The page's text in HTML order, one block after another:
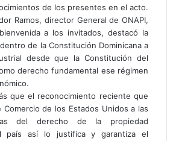
de los presentes en el acto.
Ramos, director General de ONAPI,
a los invitados, destacó la
de la Constitución Dominicana a
desde que la Constitución del
derecho fundamental ese régimen
que el reconocimiento reciente que
Comercio de los Estados Unidos a las
del derecho de la propiedad
país así lo justifica y garantiza el